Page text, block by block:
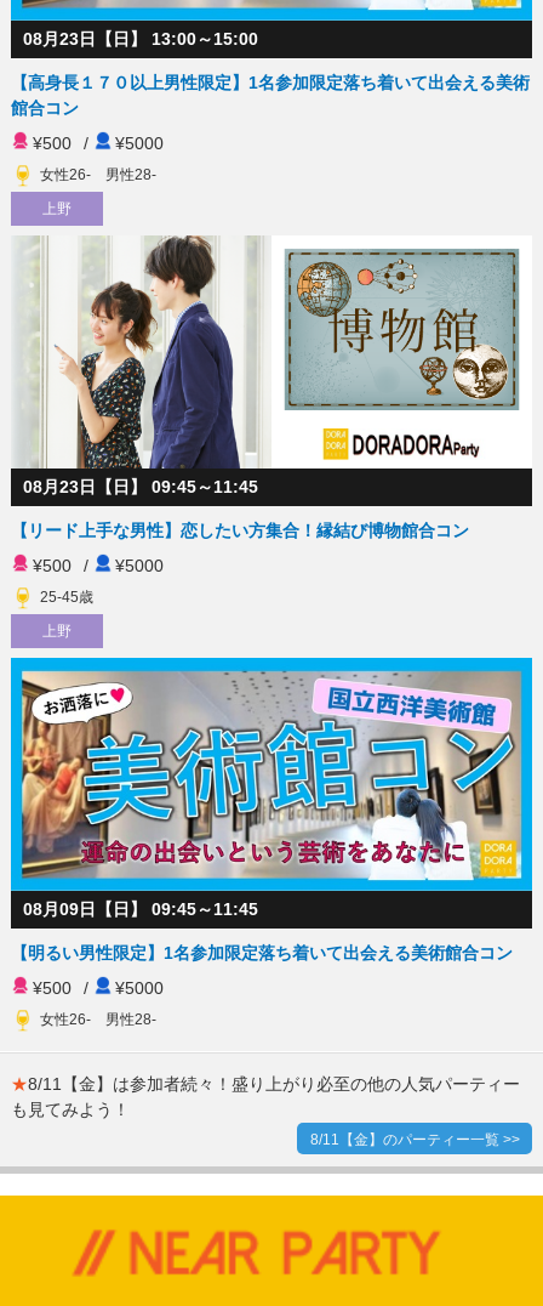
08月23日【日】 13:00～15:00
【高身長１７０以上男性限定】1名参加限定落ち着いて出会える美術
館合コン
¥500
/ ¥5000
女性26- 男性28-
上野
08月23日【日】 09:45～11:45
【リード上手な男性】恋したい方集合！縁結び博物館合コン
¥500
/ ¥5000
25-45歳
上野
08月09日【日】 09:45～11:45
【明るい男性限定】1名参加限定落ち着いて出会える美術館合コン
¥500
/ ¥5000
女性26- 男性28-
★8/11【金】は参加者続々！盛り上がり必至の他の人気パーティー
も見てみよう！
8/11【金】のパーティー一覧 >>